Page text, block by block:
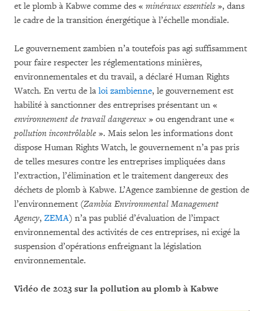
et le plomb à Kabwe comme des « minéraux essentiels», dans
le cadre de la transition énergétique à l’échelle mondiale.
Le gouvernement zambien n’a toutefois pas agi suffisamment
pour faire respecter les réglementations minières,
environnementales et du travail, a déclaré Human Rights
Watch. En vertu de la loi zambienne, le gouvernement est
habilité à sanctionner des entreprises présentant un «
environnement de travail dangereux » ou engendrant une «
pollution incontrôlable ». Mais selon les informations dont
dispose Human Rights Watch, le gouvernement n’a pas pris
de telles mesures contre les entreprises impliquées dans
l’extraction, l’élimination et le traitement dangereux des
déchets de plomb à Kabwe. L’Agence zambienne de gestion de
l’environnement (Zambia Environmental Management
Agency, ZEMA) n’a pas publié d’évaluation de l’impact
environnemental des activités de ces entreprises, ni exigé la
suspension d’opérations enfreignant la législation
environnementale.
Vidéo de 2023 sur la pollution au plomb à Kabwe